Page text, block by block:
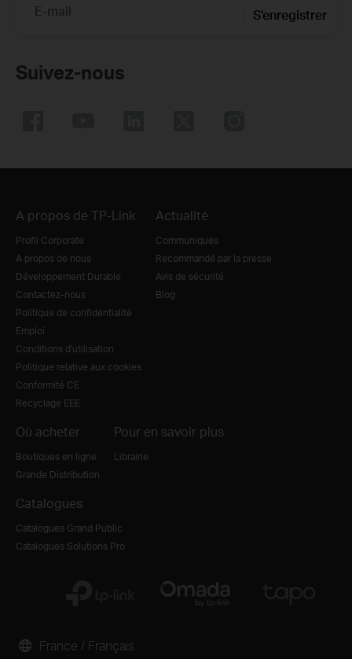
E-mail S'enregistrer
Suivez-nous
A propos de TP-Link
Profil Corporate
A propos de nous
Développement Durable
Contactez-nous
Politique de confidentialité
Emploi
Conditions d'utilisation
Politique relative aux cookies
Conformité CE
Recyclage EEE
Actualité
Communiqués
Recommandé par la presse
Avis de sécurité
Blog
Où acheter
Boutiques en ligne
Grande Distribution
Pour en savoir plus
Librairie
Catalogues
Catalogues Grand Public
Catalogues Solutions Pro
France / Français